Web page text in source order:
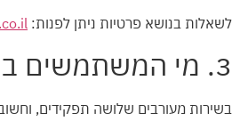
לשאלות בנושא פרטיות ניתן לפנות:
3. מי המשתמשים בשירות
בשירות מעורבים שלושה תפקידים,